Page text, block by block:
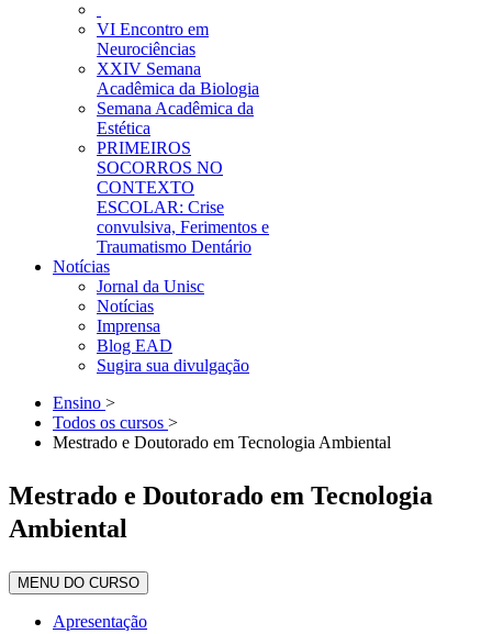
VI Encontro em
Neurociências
XXIV Semana
Acadêmica da Biologia
Semana Acadêmica da
Estética
PRIMEIROS
SOCORROS NO
CONTEXTO
ESCOLAR: Crise
convulsiva, Ferimentos e
Traumatismo Dentário
Notícias
Jornal da Unisc
Notícias
Imprensa
Blog EAD
Sugira sua divulgação
Ensino >
Todos os cursos >
Mestrado e Doutorado em Tecnologia Ambiental
Mestrado e Doutorado em Tecnologia
Ambiental
MENU DO CURSO
Apresentação